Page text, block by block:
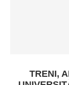
TRENI,